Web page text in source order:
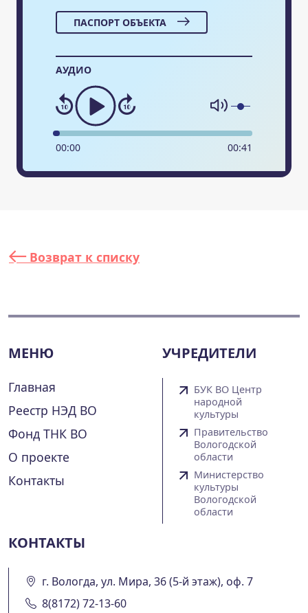
ПАСПОРТ ОБЪЕКТА
АУДИО
00:00 00:41
Возврат к списку
МЕНЮ
Главная
Реестр НЭД ВО
Фонд ТНК ВО
О проекте
Контакты
УЧРЕДИТЕЛИ
БУК ВО Центр
народной
культуры
Правительство
Вологодской
области
Министерство
культуры
Вологодской
области
КОНТАКТЫ
г. Вологда, ул. Мира, 36 (5-й этаж), оф. 7
8(8172) 72-13-60